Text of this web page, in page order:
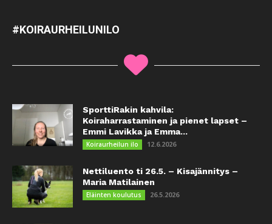
#KOIRAURHEILUNILO
SporttiRakin kahvila:
Koiraharrastaminen ja pienet lapset –
Emmi Lavikka ja Emma...
Koiraurheilun ilo 12.6.2026
Nettiluento ti 26.5. – Kisajännitys –
Maria Matilainen
Eläinten koulutus 26.5.2026